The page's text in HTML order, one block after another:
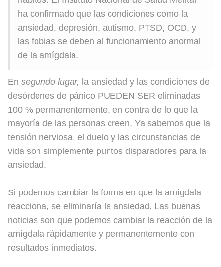
ha confirmado que las condiciones como la
ansiedad, depresión, autismo, PTSD, OCD, y
las fobias se deben al funcionamiento anormal
de la amígdala.
En segundo lugar, la ansiedad y las condiciones de
desórdenes de pánico PUEDEN SER eliminadas
100 % permanentemente, en contra de lo que la
mayoría de las personas creen. Ya sabemos que la
tensión nerviosa, el duelo y las circunstancias de
vida son simplemente puntos disparadores para la
ansiedad.
Si podemos cambiar la forma en que la amígdala
reacciona, se eliminaría la ansiedad. Las buenas
noticias son que podemos cambiar la reacción de la
amígdala rápidamente y permanentemente con
resultados inmediatos.